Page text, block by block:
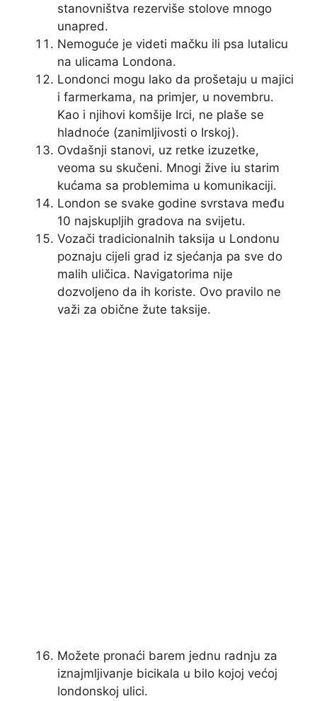
stanovništva rezerviše stolove mnogo
unapred.
Nemoguće je videti mačku ili psa lutalicu
na ulicama Londona.
Londonci mogu lako da prošetaju u majici
i farmerkama, na primjer, u novembru.
Kao i njihovi komšije Irci, ne plaše se
hladnoće (zanimljivosti o Irskoj).
Ovdašnji stanovi, uz retke izuzetke,
veoma su skučeni. Mnogi žive iu starim
kućama sa problemima u komunikaciji.
London se svake godine svrstava među
10 najskupljih gradova na svijetu.
Vozači tradicionalnih taksija u Londonu
poznaju cijeli grad iz sjećanja pa sve do
malih uličica. Navigatorima nije
dozvoljeno da ih koriste. Ovo pravilo ne
važi za obične žute taksije.
Možete pronaći barem jednu radnju za
iznajmljivanje bicikala u bilo kojoj većoj
londonskoj ulici.